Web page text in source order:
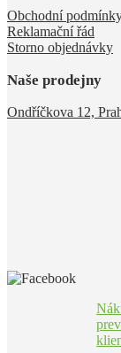
Obchodní
Reklamační řád
Storno objednávky
Naše prodejny
Ondříčkova 12,